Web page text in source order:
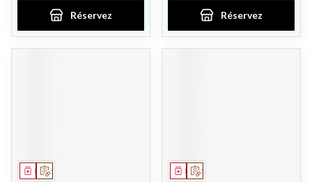
Réservez Réservez
Sur prescription
Médicament Sur prescription
Médicament